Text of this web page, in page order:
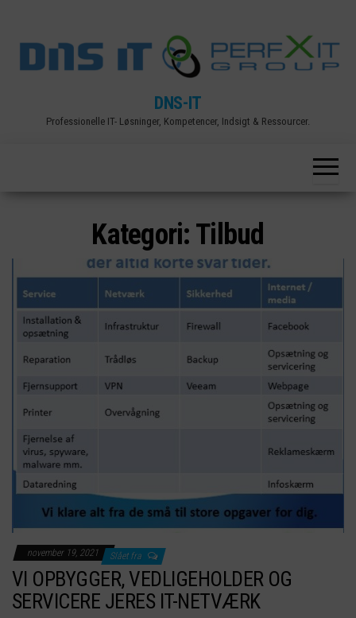
DNS-IT
Professionelle IT- Løsninger, Kompetencer, Indsigt & Ressourcer.
Kategori: Tilbud
november 19, 2021 Slået fra
VI OPBYGGER, VEDLIGEHOLDER OG
SERVICERE JERES IT-NETVÆRK